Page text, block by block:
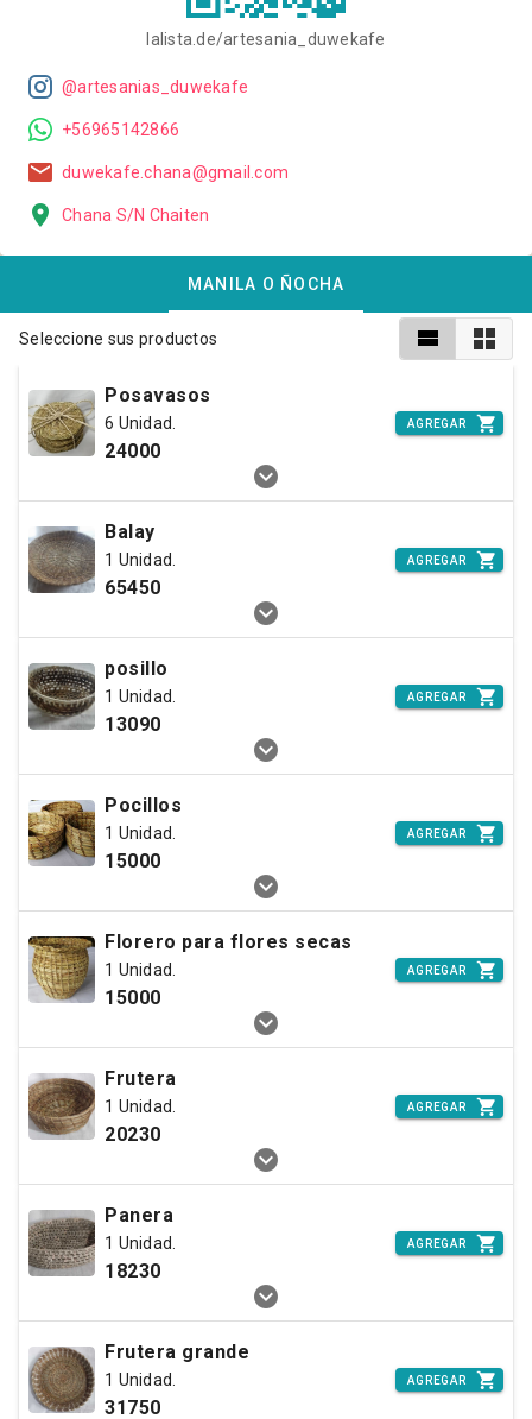
lalista.de/artesania_duwekafe
@artesanias_duwekafe
+56965142866
duwekafe.chana@gmail.com
Chana S/N Chaiten
MANILA O ÑOCHA
Seleccione sus productos
Posavasos
6 Unidad.
24000
AGREGAR
Balay
1 Unidad.
65450
AGREGAR
posillo
1 Unidad.
13090
AGREGAR
Pocillos
1 Unidad.
15000
AGREGAR
Florero para flores secas
1 Unidad.
15000
AGREGAR
Frutera
1 Unidad.
20230
AGREGAR
Panera
1 Unidad.
18230
AGREGAR
Frutera grande
1 Unidad.
31750
AGREGAR